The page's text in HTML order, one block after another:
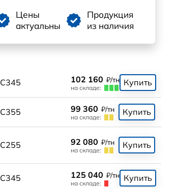
Цены
актуальны
Продукция
из наличия
С345 102 160 ₽/тн
на складе:
Купить
С355 99 360 ₽/тн
на складе:
Купить
С255 92 080 ₽/тн
на складе:
Купить
С345 125 040 ₽/тн
на складе:
Купить